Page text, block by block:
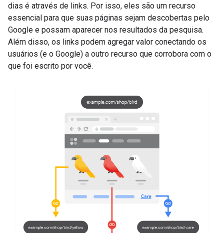
dias é através de links. Por isso, eles são um recurso
essencial para que suas páginas sejam descobertas pelo
Google e possam aparecer nos resultados da pesquisa.
Além disso, os links podem agregar valor conectando os
usuários (e o Google) a outro recurso que corrobora com o
que foi escrito por você.